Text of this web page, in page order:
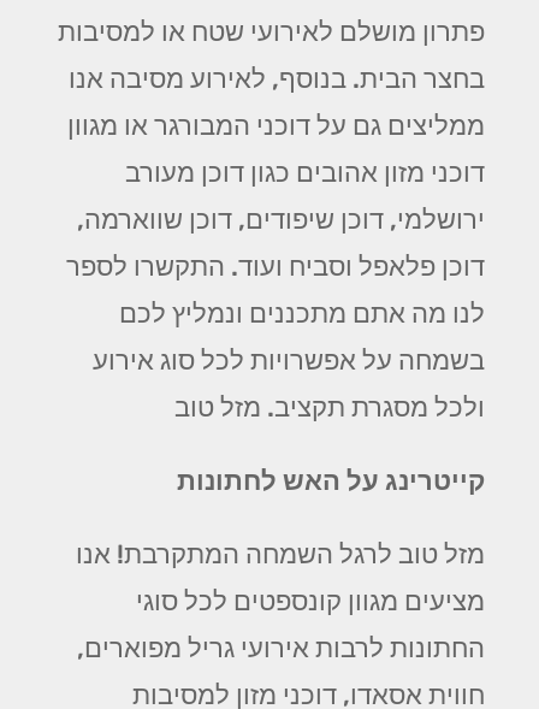
פתרון מושלם לאירועי שטח או למסיבות
בחצר הבית. בנוסף, לאירוע מסיבה אנו
ממליצים גם על דוכני המבורגר או מגוון
דוכני מזון אהובים כגון דוכן מעורב
ירושלמי, דוכן שיפודים, דוכן שווארמה,
דוכן פלאפל וסביח ועוד. התקשרו לספר
לנו מה אתם מתכננים ונמליץ לכם
בשמחה על אפשרויות לכל סוג אירוע
ולכל מסגרת תקציב. מזל טוב
קייטרינג על האש לחתונות
מזל טוב לרגל השמחה המתקרבת! אנו
מציעים מגוון קונספטים לכל סוגי
החתונות לרבות אירועי גריל מפוארים,
חווית אסאדו, דוכני מזון למסיבות